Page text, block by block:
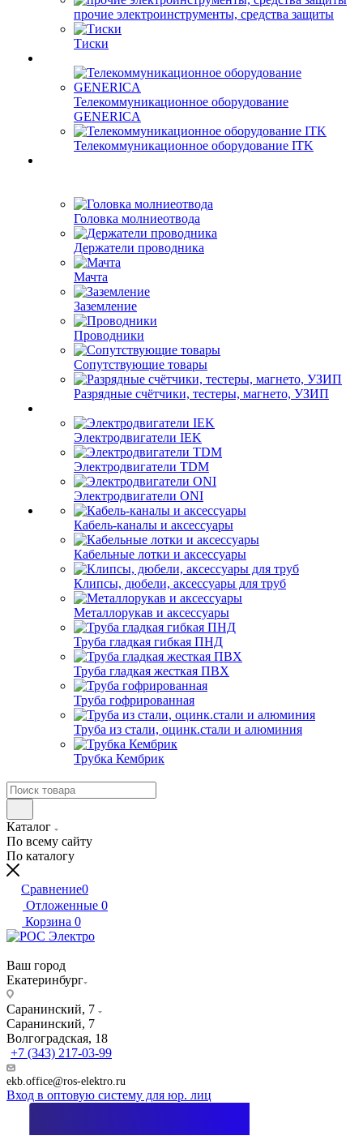
прочие электроинструменты, средства защиты
Тиски
Телекоммуникационное оборудование
GENERICA
Телекоммуникационное оборудование ITK
Головка молниеотвода
Держатели проводника
Мачта
Заземление
Проводники
Сопутствующие товары
Разрядные счётчики, тестеры, магнето, УЗИП
Электродвигатели IEK
Электродвигатели TDM
Электродвигатели ONI
Кабель-каналы и аксессуары
Кабельные лотки и аксессуары
Клипсы, дюбели, аксессуары для труб
Металлорукав и аксессуары
Труба гладкая гибкая ПНД
Труба гладкая жесткая ПВХ
Труба гофрированная
Труба из стали, оцинк.стали и алюминия
Трубка Кембрик
Каталог
По всему сайту
По каталогу
Сравнение0
Отложенные 0
Корзина 0
Ваш город
Екатеринбург
Саранинский, 7
Саранинский, 7
Волгоградская, 18
+7 (343) 217-03-99
ekb.office@ros-elektro.ru
Вход в оптовую систему для юр. лиц